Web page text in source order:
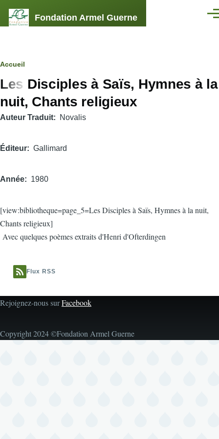
Fondation Armel Guerne
Fil
d'Ariane
Accueil
Les Disciples à Saïs, Hymnes à la
nuit, Chants religieux
Auteur Traduit Novalis
Éditeur Gallimard
Année 1980
[view:bibliotheque=page_5=Les Disciples à Saïs, Hymnes à la nuit,
Chants religieux]
Avec quelques poèmes extraits d'Henri d'Ofterdingen
Flux RSS
Rejoignez-nous surFacebook
Copyright 2024 ©Fondation Armel Guerne